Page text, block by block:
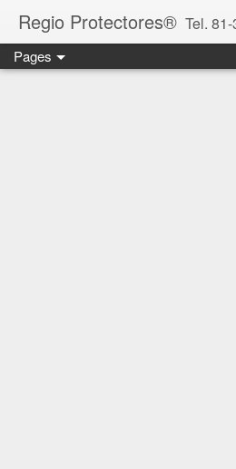
Regio Protectores® Tel. 81-3068-6918 WhatsApp 81-2636-2823 / 33-
Pages